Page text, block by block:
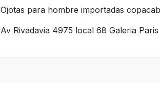
Ojotas para hombre importadas
Av Rivadavia 4975 local 68 Galeria Paris